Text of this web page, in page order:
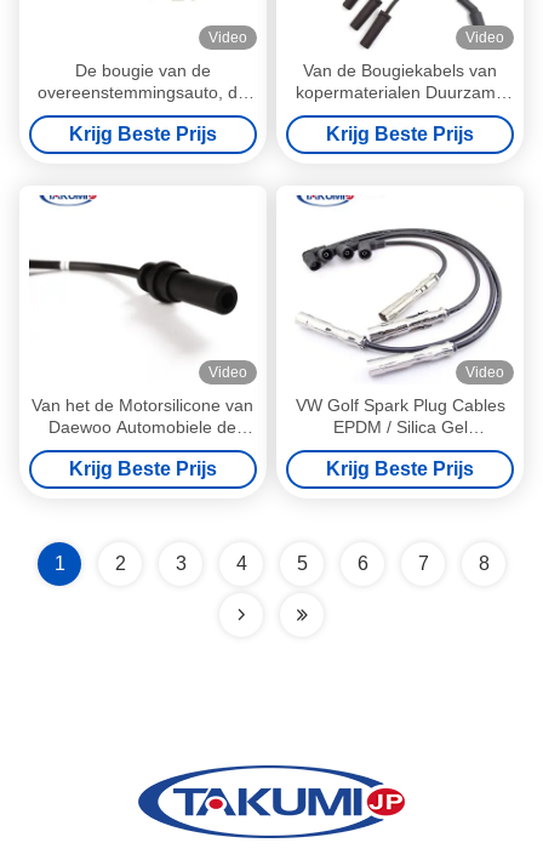
Video
De bougie van de
overeenstemmingsauto, de
directe verkoop van de
bougiefabriek,
prijsconcessies
Krijg Beste Prijs
Video
Van de Bougiekabels van
kopermaterialen Duurzame
Anti - Elektromagnetische
Interferentie
Krijg Beste Prijs
Video
Van het de Motorsilicone van
Daewoo Automobiele de
Bougiekabel met
Granaatscherf Met hoge
weerstand
Krijg Beste Prijs
Video
VW Golf Spark Plug Cables
EPDM / Silica Gel
021905409AD Withstand
High Pressure
Krijg Beste Prijs
1 2 3 4 5 6 7 8